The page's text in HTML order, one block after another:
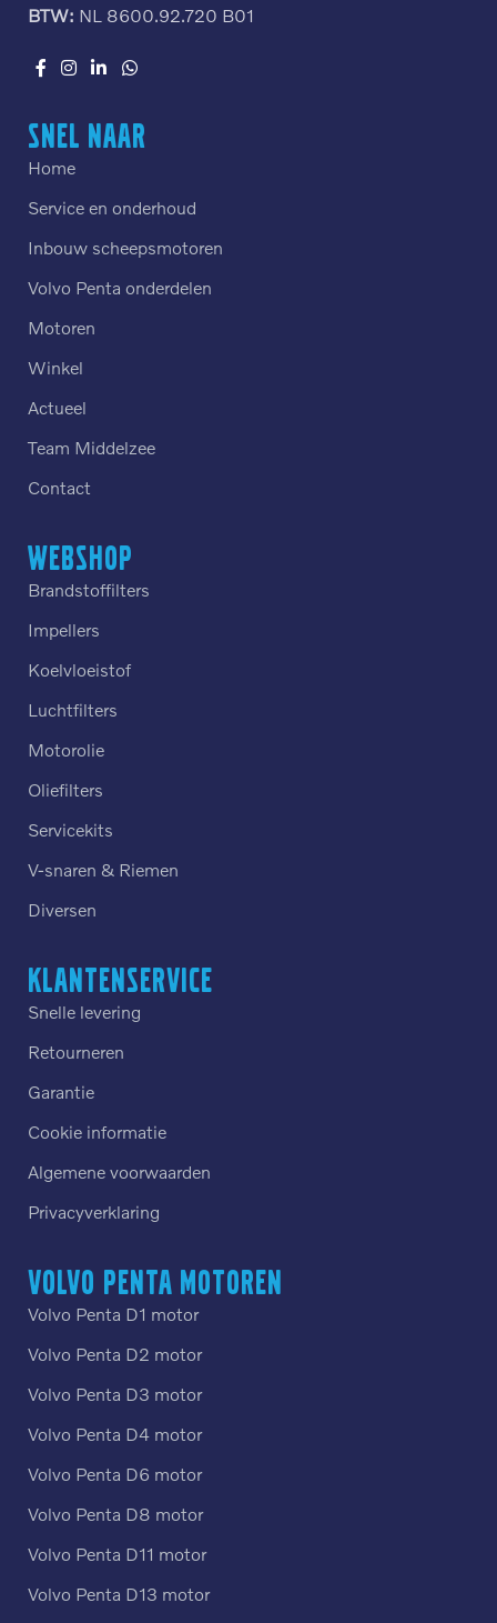
BTW: NL 8600.92.720 B01
Snel naar
Home
Service en onderhoud
Inbouw scheepsmotoren
Volvo Penta onderdelen
Motoren
Winkel
Actueel
Team Middelzee
Contact
Webshop
Brandstoffilters
Impellers
Koelvloeistof
Luchtfilters
Motorolie
Oliefilters
Servicekits
V-snaren & Riemen
Diversen
Klantenservice
Snelle levering
Retourneren
Garantie
Cookie informatie
Algemene voorwaarden
Privacyverklaring
Volvo Penta motoren
Volvo Penta D1 motor
Volvo Penta D2 motor
Volvo Penta D3 motor
Volvo Penta D4 motor
Volvo Penta D6 motor
Volvo Penta D8 motor
Volvo Penta D11 motor
Volvo Penta D13 motor